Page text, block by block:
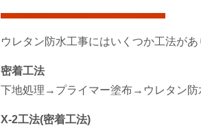
ウレタン防水工事にはいくつか工法があ
密着工法
下地処理→プライマー塗布→ウレタン
X-2工法(密着工法)